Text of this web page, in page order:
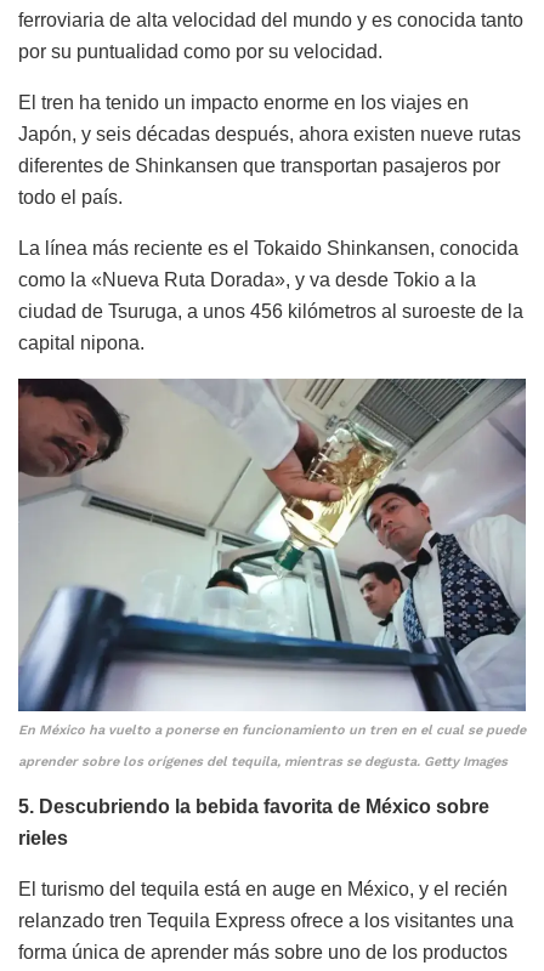
ferroviaria de alta velocidad del mundo y es conocida tanto
por su puntualidad como por su velocidad.
El tren ha tenido un impacto enorme en los viajes en
Japón, y seis décadas después, ahora existen nueve rutas
diferentes de Shinkansen que transportan pasajeros por
todo el país.
La línea más reciente es el Tokaido Shinkansen, conocida
como la «Nueva Ruta Dorada», y va desde Tokio a la
ciudad de Tsuruga, a unos 456 kilómetros al suroeste de la
capital nipona.
En México ha vuelto a ponerse en funcionamiento un tren en el cual se puede
aprender sobre los orígenes del tequila, mientras se degusta. Getty Images
5. Descubriendo la bebida favorita de México sobre
rieles
El turismo del tequila está en auge en México, y el recién
relanzado tren Tequila Express ofrece a los visitantes una
forma única de aprender más sobre uno de los productos